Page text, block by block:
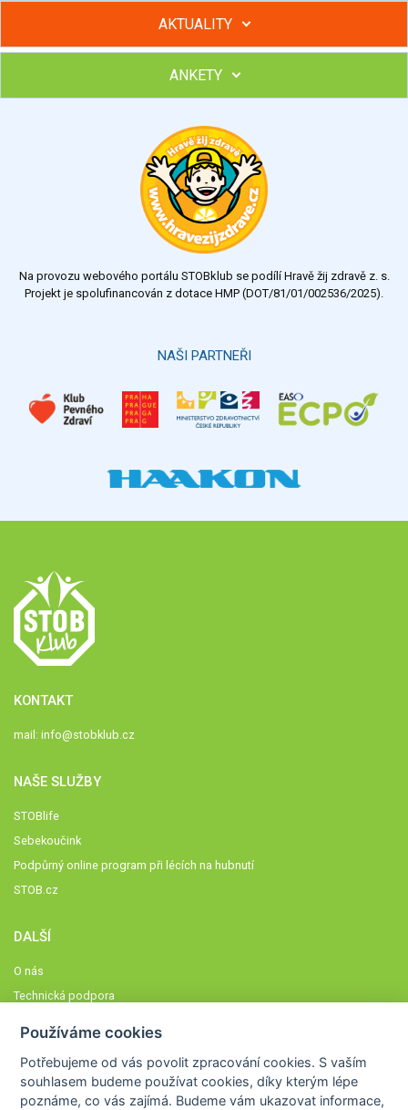
AKTUALITY
Hubněte s podporou lektorky a skupiny v kurzech STOBu
Chcete poradit s hubnutím? Najděte si odborníka STOBu ve
ANKETY
Výsledky Všechny ankety
Na provozu webového portálu STOBklub se podílí Hravě žij zdravě z. s.
Projekt je spolufinancován z dotace HMP (DOT/81/01/002536/2025).
NAŠI PARTNEŘI
KONTAKT
mail: info@stobklub.cz
NAŠE SLUŽBY
STOBlife
Sebekoučink
Podpůrný online program při lécích na hubnutí
STOB.cz
DALŠÍ
O nás
Technická podpora
Členové STOBklubu
Zásady nakládání s osobními údaji
Používáme cookies
Potřebujeme od vás povolit zpracování cookies. S vaším
souhlasem budeme používat cookies, díky kterým lépe
poznáme,co vás zajímá. Budeme vám ukazovat informace,